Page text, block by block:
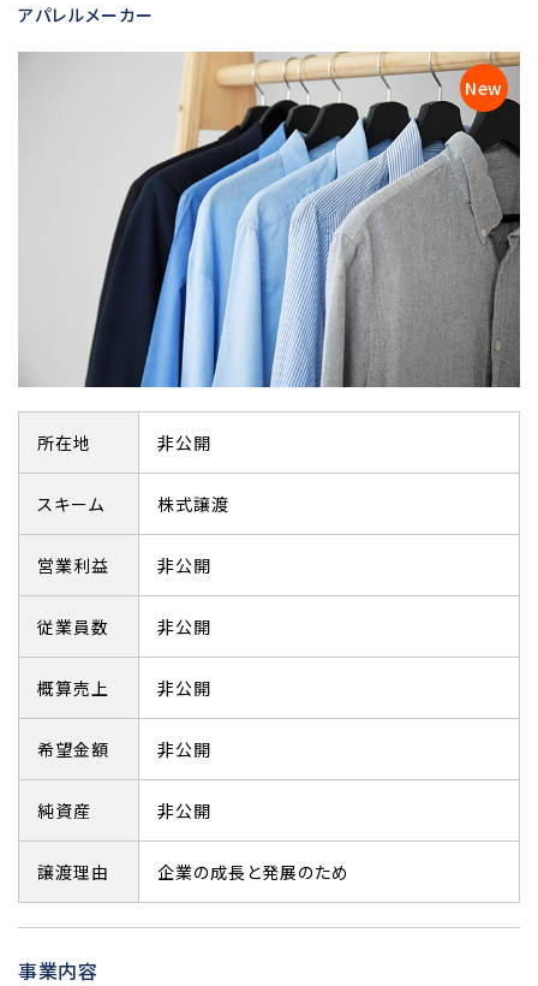
アパレルメーカー
所在地 非公開
スキーム 株式譲渡
営業利益 非公開
従業員数 非公開
概算売上 非公開
希望金額 非公開
純資産 非公開
譲渡理由 企業の成長と発展のため
事業内容